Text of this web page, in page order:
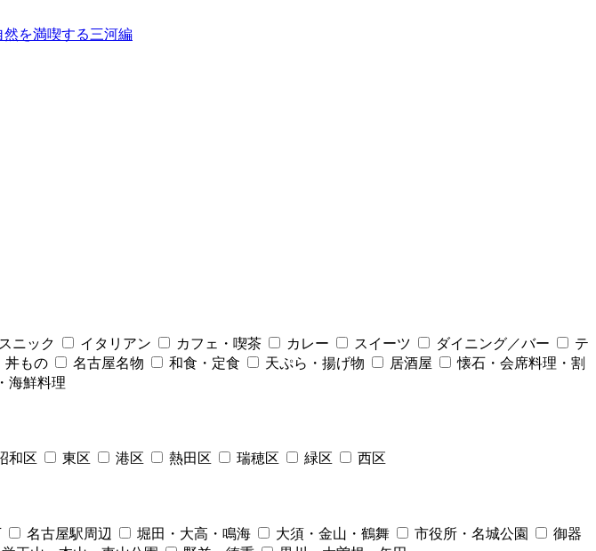
然を満喫する三河編
ニック イタリアン カフェ・喫茶 カレー スイーツ ダイニング／バー
テ
丼もの 名古屋名物 和食・定食 天ぷら・揚げ物 居酒屋
懐石・会席料理・割
海鮮料理
和区 東区 港区 熱田区 瑞穂区 緑区 西区
名古屋駅周辺 堀田・大高・鳴海 大須・金山・鶴舞 市役所・名城公園
御器